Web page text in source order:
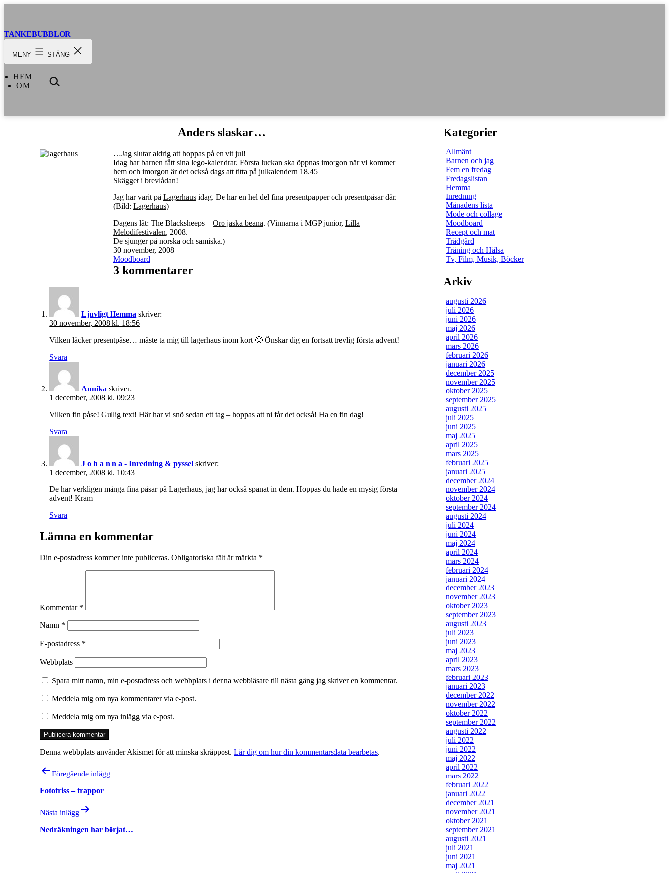
TANKEBUBBLOR
MENY STÄNG
HEM
OM
SÖK
…
Anders slaskar…
…Jag slutar aldrig att hoppas på en vit jul!
Idag har barnen fått sina lego-kalendrar. Första luckan ska öppnas imorgon när vi kommer
hem och imorgon är det också dags att titta på julkalendern 18.45
Skägget i brevlådan!
Jag har varit på Lagerhaus idag. De har en hel del fina presentpapper och presentpåsar där.
(Bild: Lagerhaus)
Dagens låt: The Blacksheeps – Oro jaska beana. (Vinnarna i MGP junior, Lilla
Melodifestivalen, 2008.
De sjunger på norska och samiska.)
Publicerat
den
30 november, 2008
Kategoriserat
som
Moodboard
3 kommentarer
Ljuvligt Hemma skriver:
30 november, 2008 kl. 18:56
Vilken läcker presentpåse… måste ta mig till lagerhaus inom kort 🙂 Önskar dig en fortsatt trevlig första advent!
Svara
Annika skriver:
1 december, 2008 kl. 09:23
Vilken fin påse! Gullig text! Här har vi snö sedan ett tag – hoppas att ni får det också! Ha en fin dag!
Svara
J o h a n n a - Inredning & pyssel skriver:
1 december, 2008 kl. 10:43
De har verkligen många fina påsar på Lagerhaus, jag har också spanat in dem. Hoppas du hade en mysig första
advent! Kram
Svara
Lämna en kommentar
Din e-postadress kommer inte publiceras. Obligatoriska fält är märkta *
Kommentar *
Namn *
E-postadress *
Webbplats
Spara mitt namn, min e-postadress och webbplats i denna webbläsare till nästa gång jag skriver en kommentar.
Meddela mig om nya kommentarer via e-post.
Meddela mig om nya inlägg via e-post.
Denna webbplats använder Akismet för att minska skräppost. Lär dig om hur din kommentarsdata bearbetas.
Inläggsnavigering
Föregående inlägg
Fototriss – trappor
Nästa inlägg
Nedräkningen har börjat…
Kategorier
Allmänt
Barnen och jag
Fem en fredag
Fredagslistan
Hemma
Inredning
Månadens lista
Mode och collage
Moodboard
Recept och mat
Trädgård
Träning och Hälsa
Tv, Film, Musik, Böcker
Arkiv
augusti 2026
juli 2026
juni 2026
maj 2026
april 2026
mars 2026
februari 2026
januari 2026
december 2025
november 2025
oktober 2025
september 2025
augusti 2025
juli 2025
juni 2025
maj 2025
april 2025
mars 2025
februari 2025
januari 2025
december 2024
november 2024
oktober 2024
september 2024
augusti 2024
juli 2024
juni 2024
maj 2024
april 2024
mars 2024
februari 2024
januari 2024
december 2023
november 2023
oktober 2023
september 2023
augusti 2023
juli 2023
juni 2023
maj 2023
april 2023
mars 2023
februari 2023
januari 2023
december 2022
november 2022
oktober 2022
september 2022
augusti 2022
juli 2022
juni 2022
maj 2022
april 2022
mars 2022
februari 2022
januari 2022
december 2021
november 2021
oktober 2021
september 2021
augusti 2021
juli 2021
juni 2021
maj 2021